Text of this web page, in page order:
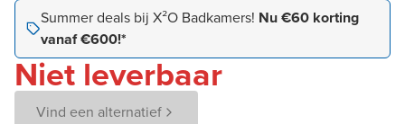
Summer deals bij X²O Badkamers! Nu €60 korting
vanaf €600!*
Niet leverbaar
Vind een alternatief